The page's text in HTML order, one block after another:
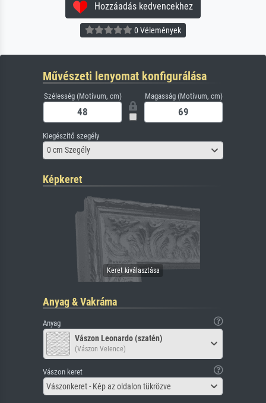
Hozzáadás kedvencekhez
0 Vélemények
Művészeti lenyomat konfigurálása
Szélesség (Motívum, cm) Magasság (Motívum, cm)
Kiegészítő szegély
0 cm Szegély
Képkeret
Anyag & Vakráma
Anyag
Vászon Leonardo (szatén)
(Vászon Velence)
Vászon keret
Vászonkeret - Kép az oldalon tükrözve